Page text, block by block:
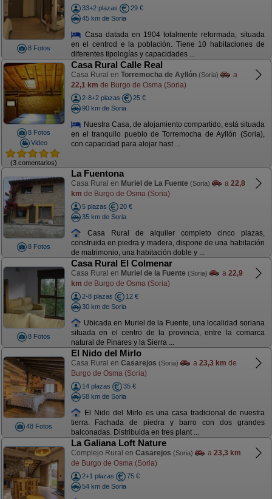
8 Fotos
33+2 plazas
29 €
45 km de Soria
Casa datada en 1904 totalmente reformada, situada
en el centrod e la población. Tiene 10 habitaciones de
diferentes tipologías y capacidades ...
8 Fotos
Video
(3 comentarios)
Casa Rural Calle Real
Casa Rural en Torremocha de Ayllón (Soria)
a
22,1 km de Burgo de Osma (Soria)
2-8+2 plazas
25 €
90 km de Soria
Nuestra Casa, de alojamiento compartido, está situada
en el tranquilo pueblo de Torremocha de Ayllón (Soria),
con capacidad para alojar hast ...
8 Fotos
La Fuentona
Casa Rural en Muriel de La Fuente (Soria) a 22,8
km de Burgo de Osma (Soria)
5 plazas
20 €
35 km de Soria
Casa Rural de alquiler completo cinco plazas,
construida en piedra y madera, dispone de una habitación
de matrimonio, una habitación doble y ...
8 Fotos
Casa Rural El Colmenar
Casa Rural en Muriel de la Fuente (Soria) a 22,9
km de Burgo de Osma (Soria)
2-8 plazas
12 €
30 km de Soria
Ubicada en Muriel de la Fuente, una localidad soriana
situada en el centro de la provincia, entre la comarca
natural de Pinares y la Sierra ...
48 Fotos
El Nido del Mirlo
Casa Rural en Casarejos (Soria) a 23,3 km de
Burgo de Osma (Soria)
14 plazas
35 €
58 km de Soria
El Nido del Mirlo es una casa tradicional de nuestra
tierra. Fachada de piedra y barro con dos grandes
balconadas. Distribuida en tres plant ...
La Galiana Loft Nature
Complejo Rural en Casarejos (Soria) a 23,3 km
de Burgo de Osma (Soria)
2+1 plazas
75 €
54 km de Soria